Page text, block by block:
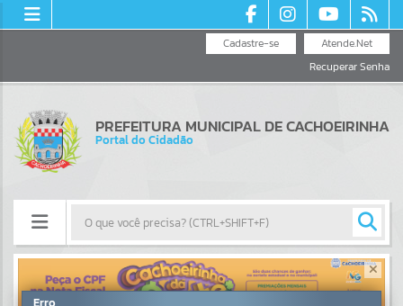
Atende.Net
Cadastre-se
Recuperar Senha
PREFEITURA MUNICIPAL DE CACHOEIRINHA
Portal do Cidadão
Resultados para""
Erro